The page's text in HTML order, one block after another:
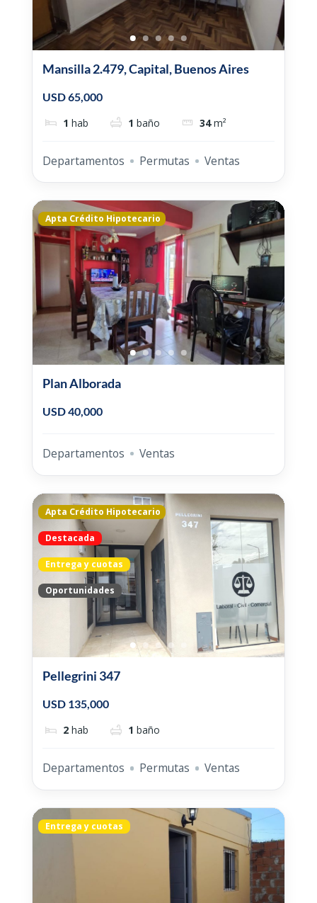
Mansilla 2.479, Capital, Buenos Aires
USD 65,000
1 hab 1 baño 34 m²
Departamentos Permutas Ventas
Apta Crédito Hipotecario
Plan Alborada
USD 40,000
Departamentos Ventas
Apta Crédito Hipotecario
Destacada
Entrega y cuotas
Oportunidades
Pellegrini 347
USD 135,000
2 hab 1 baño
Departamentos Permutas Ventas
Entrega y cuotas